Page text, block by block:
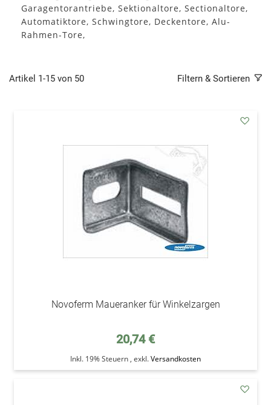
Garagentorantriebe, Sektionaltore, Sectionaltore,
Automatiktore, Schwingtore, Deckentore, Alu-
Rahmen-Tore,
Artikel 1-15 von 50 Filtern & Sortieren
Novoferm Maueranker für Winkelzargen
20,74 €
Inkl. 19% Steuern , exkl.Versandkosten